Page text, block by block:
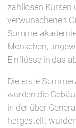
zahllosen Kursen
verwunschenen
Menschen,
Einflüsse in das
Die erste
wurden die
in der über
hergestellt